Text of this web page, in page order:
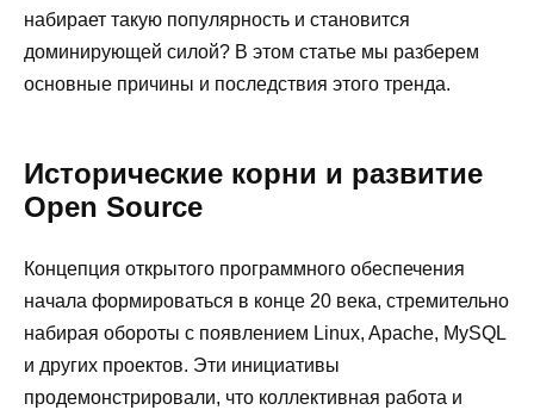
набирает такую популярность и становится
доминирующей силой? В этом статье мы разберем
основные причины и последствия этого тренда.
Исторические корни и развитие
Open Source
Концепция открытого программного обеспечения
начала формироваться в конце 20 века, стремительно
набирая обороты с появлением Linux, Apache, MySQL
и других проектов. Эти инициативы
продемонстрировали, что коллективная работа и